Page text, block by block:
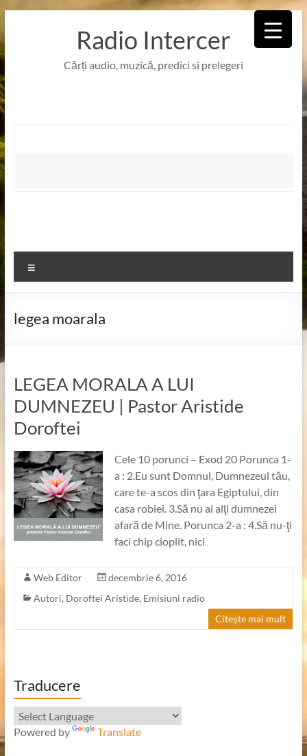
content
Radio Intercer
Cărți audio, muzică, predici si prelegeri
legea moarala
LEGEA MORALA A LUI
DUMNEZEU | Pastor Aristide
Doroftei
Cele 10 porunci – Exod 20 Porunca 1-
a : 2.Eu sunt Domnul, Dumnezeul tău,
care te-a scos din ţara Egiptului, din
casa robiei. 3.Să nu ai alţi dumnezei
afară de Mine. Porunca 2-a : 4.Să nu-ţi
faci chip cioplit, nici
Web Editor
decembrie 6, 2016
Autori, Doroftei Aristide, Emisiuni radio
Citește mai mult
Traducere
Powered by Translate